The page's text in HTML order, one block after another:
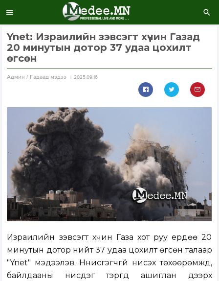
Ynet: Израилийн зэвсэгт хүчин Газад
20 минутын дотор 37 удаа цохилт
өгсөн
Aдмин / Гадаад мэдээ 2025.09.16
Израилийн зэвсэгт хүчин Газа хот руу ердөө 20
минутын дотор нийт 37 удаа цохилт өгсөн талаар
"Ynet" мэдээлэв. Ннисгэгчгүй нисэх төхөөрөмжүүд,
байлдааны нисдэг тэргүүд ашиглан дээрх